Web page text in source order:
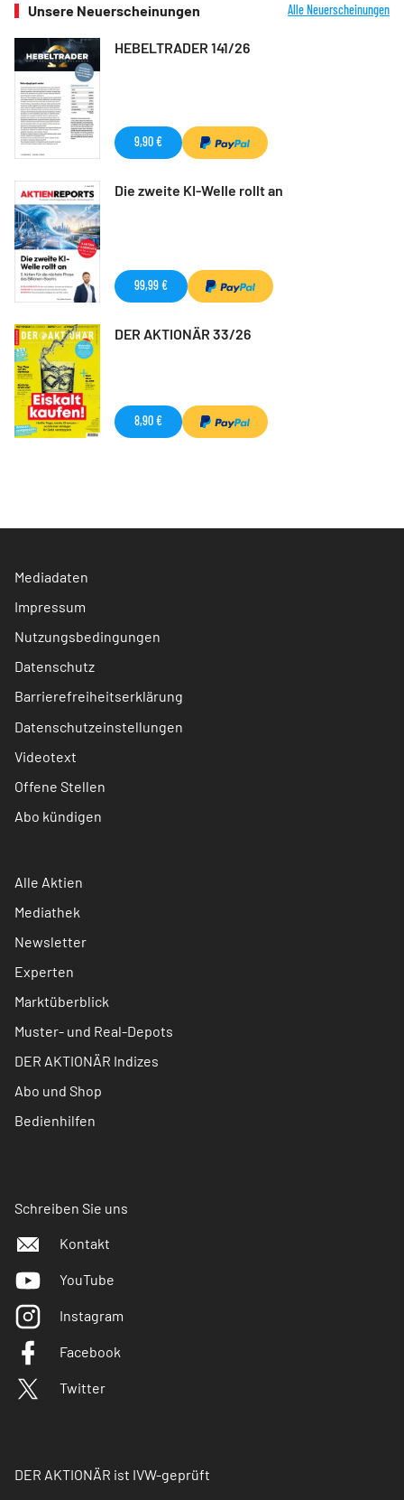
Unsere Neuerscheinungen Alle Neuerscheinungen
HEBELTRADER 141/26
9,90 €
Die zweite KI-Welle rollt an
99,99 €
DER AKTIONÄR 33/26
8,90 €
Mediadaten
Impressum
Nutzungsbedingungen
Datenschutz
Barrierefreiheitserklärung
Datenschutzeinstellungen
Videotext
Offene Stellen
Abo kündigen
Alle Aktien
Mediathek
Newsletter
Experten
Marktüberblick
Muster- und Real-Depots
DER AKTIONÄR Indizes
Abo und Shop
Bedienhilfen
Schreiben Sie uns
Kontakt
YouTube
Instagram
Facebook
Twitter
DER AKTIONÄR ist IVW-geprüft